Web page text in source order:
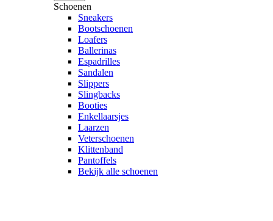
Schoenen
Sneakers
Bootschoenen
Loafers
Ballerinas
Espadrilles
Sandalen
Slippers
Slingbacks
Booties
Enkellaarsjes
Laarzen
Veterschoenen
Klittenband
Pantoffels
Bekijk alle schoenen